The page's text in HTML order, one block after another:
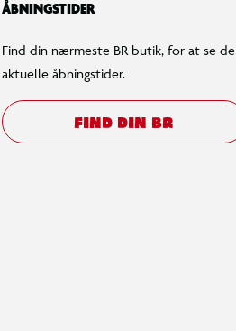
ÅBNINGSTIDER
Find din nærmeste BR butik, for at se de
aktuelle åbningstider.
FIND DIN BR